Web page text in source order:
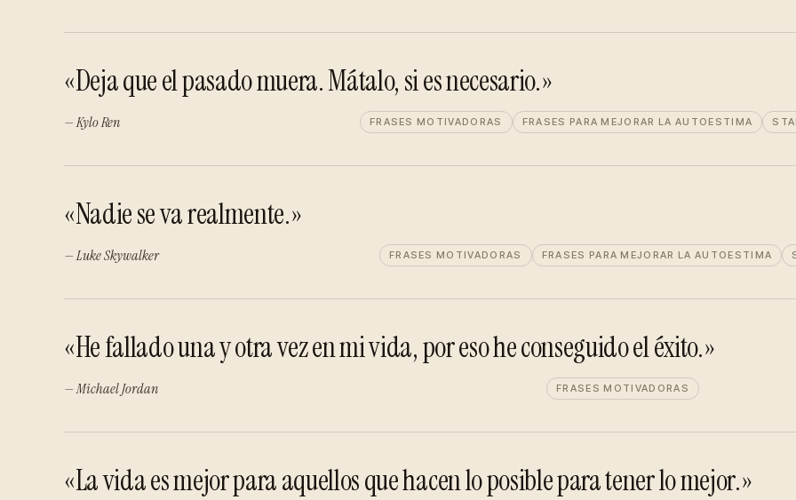
«Deja que el pasado muera. Mátalo, si es necesario.»
— Kylo Ren FRASES MOTIVADORAS FRASES PARA MEJORAR LA AUTOESTIMA
«Nadie se va realmente.»
— Luke Skywalker FRASES MOTIVADORAS FRASES PARA MEJORAR LA AUTOESTIMA
«He fallado una y otra vez en mi vida, por eso he conseguido el éxito.»
— Michael Jordan FRASES MOTIVADORAS
«La vida es mejor para aquellos que hacen lo posible para tener lo mejor.»